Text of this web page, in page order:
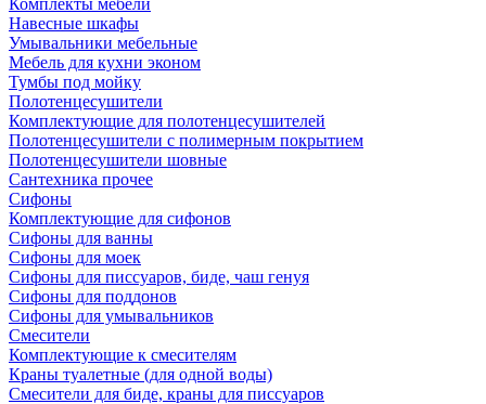
Комплекты мебели
Навесные шкафы
Умывальники мебельные
Мебель для кухни эконом
Тумбы под мойку
Полотенцесушители
Комплектующие для полотенцесушителей
Полотенцесушители с полимерным покрытием
Полотенцесушители шовные
Сантехника прочее
Сифоны
Комплектующие для сифонов
Сифоны для ванны
Сифоны для моек
Сифоны для писсуаров, биде, чаш генуя
Сифоны для поддонов
Сифоны для умывальников
Смесители
Комплектующие к смесителям
Краны туалетные (для одной воды)
Смесители для биде, краны для писсуаров